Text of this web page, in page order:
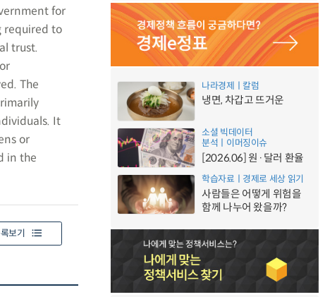
for
required to
trust.
The
It
or
in the
보기
나라경제ㅣ칼럼
냉면, 차갑고 뜨거운
소셜 빅데이터
분석ㅣ이머징이슈
[2026.06] 원·달러 환율
학습자료ㅣ경제로 세상 읽기
사람들은 어떻게 위험을
함께 나누어 왔을까?